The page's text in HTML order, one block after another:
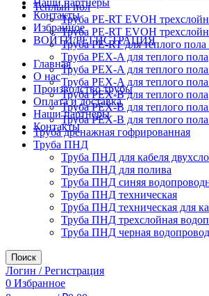
Теплый пол
Труба PE-RT EVOH
Труба PE-RT EVOH
Труба PE-RT для теплого
Труба PEX-A для теплого пола
Труба PEX-A для теплого пола
Труба PEX-A для теплого пола
Труба PEX-B для теплого пола
Труба PEX-B для теплого пола
Труба PEX-B для теплого пола
Труба дренажная гофрированная
Труба ПНД
Труба ПНД для кабеля
Труба ПНД для полива
Труба ПНД синяя
Труба ПНД техническая
Труба ПНД техническая для
Труба ПНД трехслойная
Труба ПНД черная
Поиск
Логин / Регистрация
0 Избранное
Наши партнеры
Контакты
Избранное
ВОЙТИ/РЕГИСТРАЦИЯ
Главная
О нас
Производство трубы
Оплата и доставка
Наши партнеры
Контакты